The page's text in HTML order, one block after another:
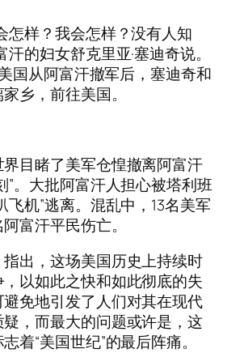
怎样？我会怎样？没有人知
汗的妇女舒克里亚·塞迪奇说。
国从阿富汗撤军后，塞迪奇和
乡，前往美国。
目睹了美军仓惶撤离阿富汗
”。大批阿富汗人担心被塔利班
飞机”逃离。混乱中，13名美军
富汗平民伤亡。
出，这场美国历史上持续时
以如此之快和如此彻底的失
免地引发了人们对其在现代
，而最大的问题或许是，这
着“美国世纪”的最后阵痛。